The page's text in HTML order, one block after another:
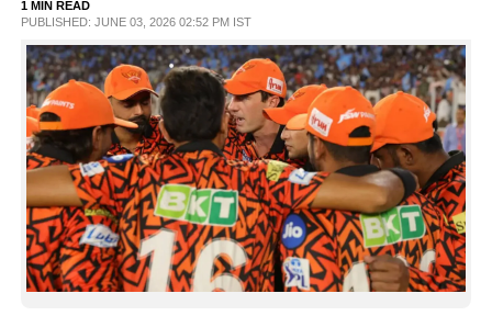
SPIRITUAL
INFO+
ASTRO
1 MIN READ
PUBLISHED: JUNE 03, 2026 02:52 PM IST